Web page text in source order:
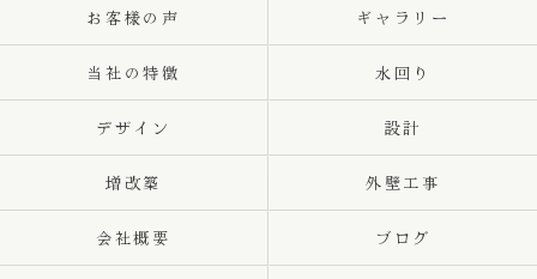
お客様の声 ギャラリー
当社の特徴 水回り
デザイン 設計
増改築 外壁工事
会社概要 ブログ